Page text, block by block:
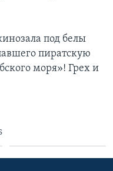
под белы
пиратскую
моря»! Грех и